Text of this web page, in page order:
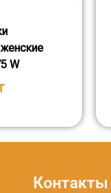
W
Контакты